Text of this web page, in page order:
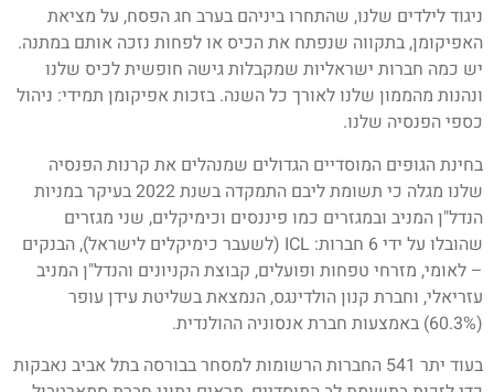
ניגוד לילדים שלנו, שהתחרו ביניהם בערב חג הפסח, על מציאת
האפיקומן, בתקווה שנפתח את הכיס או לפחות נזכה אותם במתנה.
יש כמה חברות ישראליות שמקבלות גישה חופשית לכיס שלנו
ונהנות מהממון שלנו לאורך כל השנה. בזכות אפיקומן תמידי: ניהול
כספי הפנסיה שלנו.
בחינת הגופים המוסדיים הגדולים שמנהלים את קרנות הפנסיה
שלנו מגלה כי תשומת ליבם התמקדה בשנת 2022 בעיקר במניות
הנדל"ן המניב ובמגזרים כמו פיננסים וכימיקלים, שני מגזרים
שהובלו על ידי 6 חברות: ICL (לשעבר כימיקלים לישראל), הבנקים
– לאומי, מזרחי טפחות ופועלים, קבוצת הקניונים והנדל"ן המניב
עזריאלי, וחברת קנון הולדינגס, הנמצאת בשליטת עידן עופר
(60.3%) באמצעות חברת אנסוניה ההולנדית.
בעוד יתר 541 החברות הרשומות למסחר בבורסה בתל אביב נאבקות